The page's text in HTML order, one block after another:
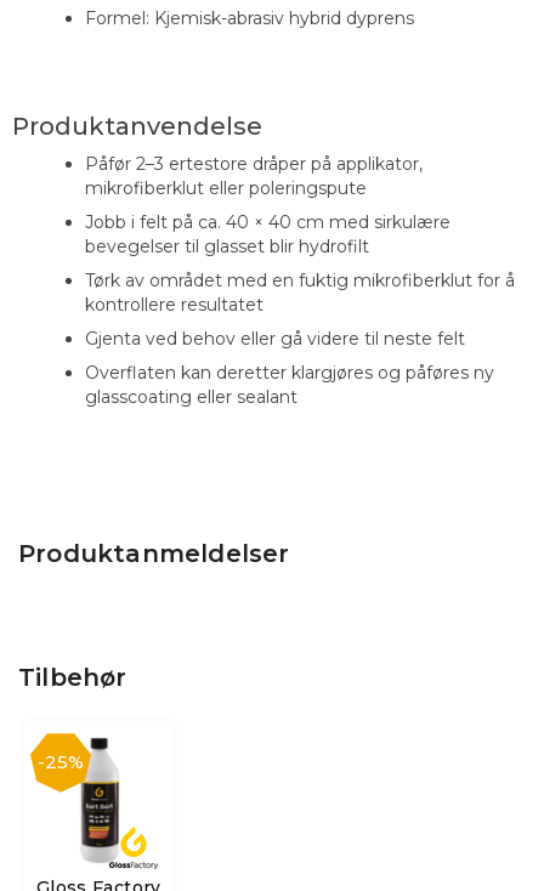
Produktanmeldelser
Tilbehør
25%
Formel: Kjemisk-abrasiv hybrid dyprens
Produktanvendelse
Påfør 2–3 ertestore dråper på applikator,
mikrofiberklut eller poleringspute
Jobb i felt på ca. 40 × 40 cm med sirkulære
bevegelser til glasset blir hydrofilt
Tørk av området med en fuktig mikrofiberklut for å
kontrollere resultatet
Gjenta ved behov eller gå videre til neste felt
Overflaten kan deretter klargjøres og påføres ny
glasscoating eller sealant